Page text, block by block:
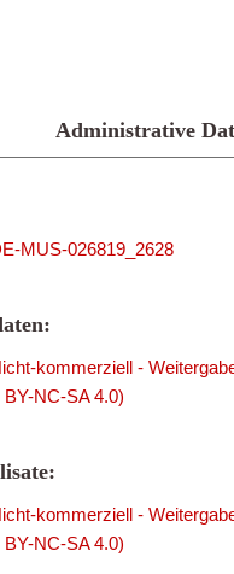
Administrative
MUS-026819_2628
kommerziell -
NC-SA 4.0)
kommerziell -
NC-SA 4.0)